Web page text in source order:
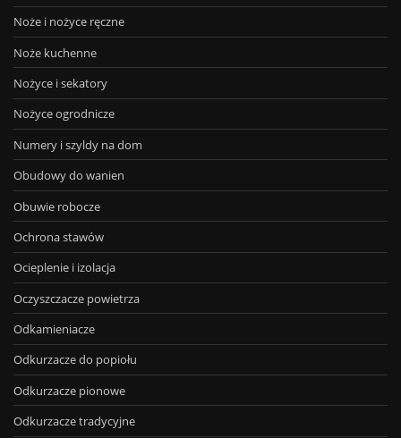
Noże i nożyce ręczne
Noże kuchenne
Nożyce i sekatory
Nożyce ogrodnicze
Numery i szyldy na dom
Obudowy do wanien
Obuwie robocze
Ochrona stawów
Ocieplenie i izolacja
Oczyszczacze powietrza
Odkamieniacze
Odkurzacze do popiołu
Odkurzacze pionowe
Odkurzacze tradycyjne